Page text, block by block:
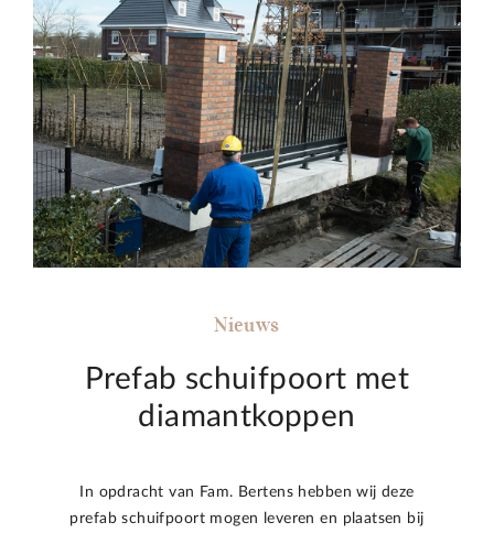
Nieuws
Prefab schuifpoort met
diamantkoppen
In opdracht van Fam. Bertens hebben wij deze
prefab schuifpoort mogen leveren en plaatsen bij